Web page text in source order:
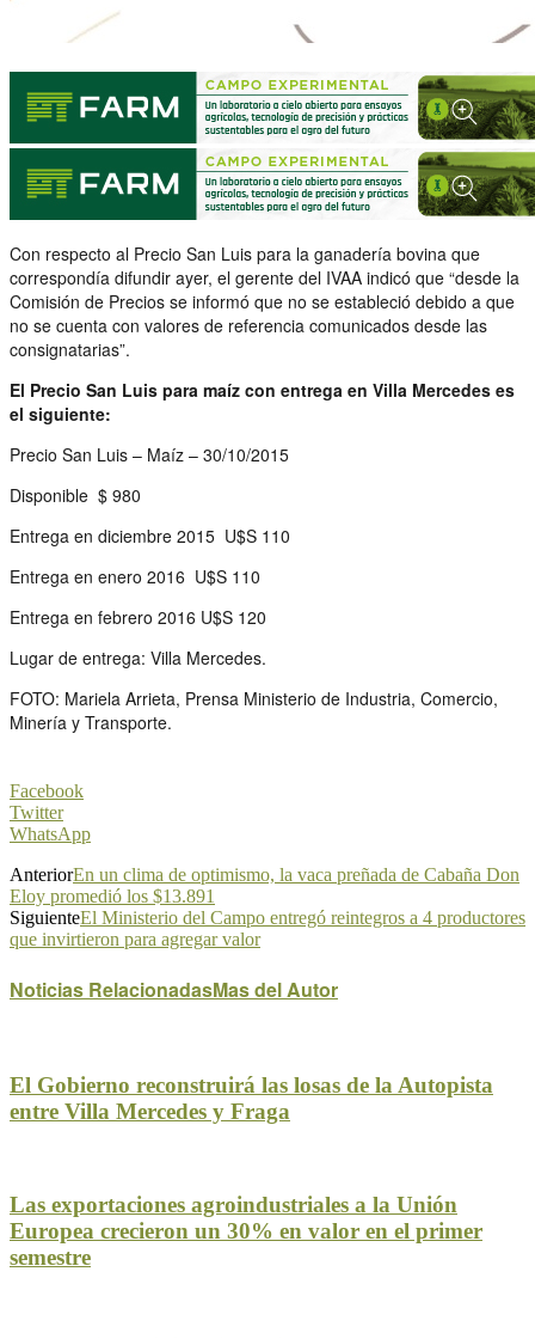
Con respecto al Precio San Luis para la ganadería bovina que
correspondía difundir ayer, el gerente del IVAA indicó que “desde la
Comisión de Precios se informó que no se estableció debido a que
no se cuenta con valores de referencia comunicados desde las
consignatarias”.
El Precio San Luis para maíz con entrega en Villa Mercedes es
el siguiente:
Precio San Luis – Maíz – 30/10/2015
Disponible $ 980
Entrega en diciembre 2015 U$S 110
Entrega en enero 2016 U$S 110
Entrega en febrero 2016 U$S 120
Lugar de entrega: Villa Mercedes.
FOTO: Mariela Arrieta, Prensa Ministerio de Industria, Comercio,
Minería y Transporte.
Facebook
Twitter
WhatsApp
AnteriorEn un clima de optimismo, la vaca preñada de Cabaña Don
Eloy promedió los $13.891
SiguienteEl Ministerio del Campo entregó reintegros a 4 productores
que invirtieron para agregar valor
Noticias RelacionadasMas del Autor
El Gobierno reconstruirá las losas de la Autopista
entre Villa Mercedes y Fraga
Las exportaciones agroindustriales a la Unión
Europea crecieron un 30% en valor en el primer
semestre